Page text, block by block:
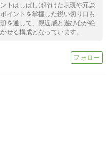
トはしばしば砕けた表現や冗談
イントを掌握した鋭い切り口も
を通して、親近感と遊び心が絶
せる構成となっています。